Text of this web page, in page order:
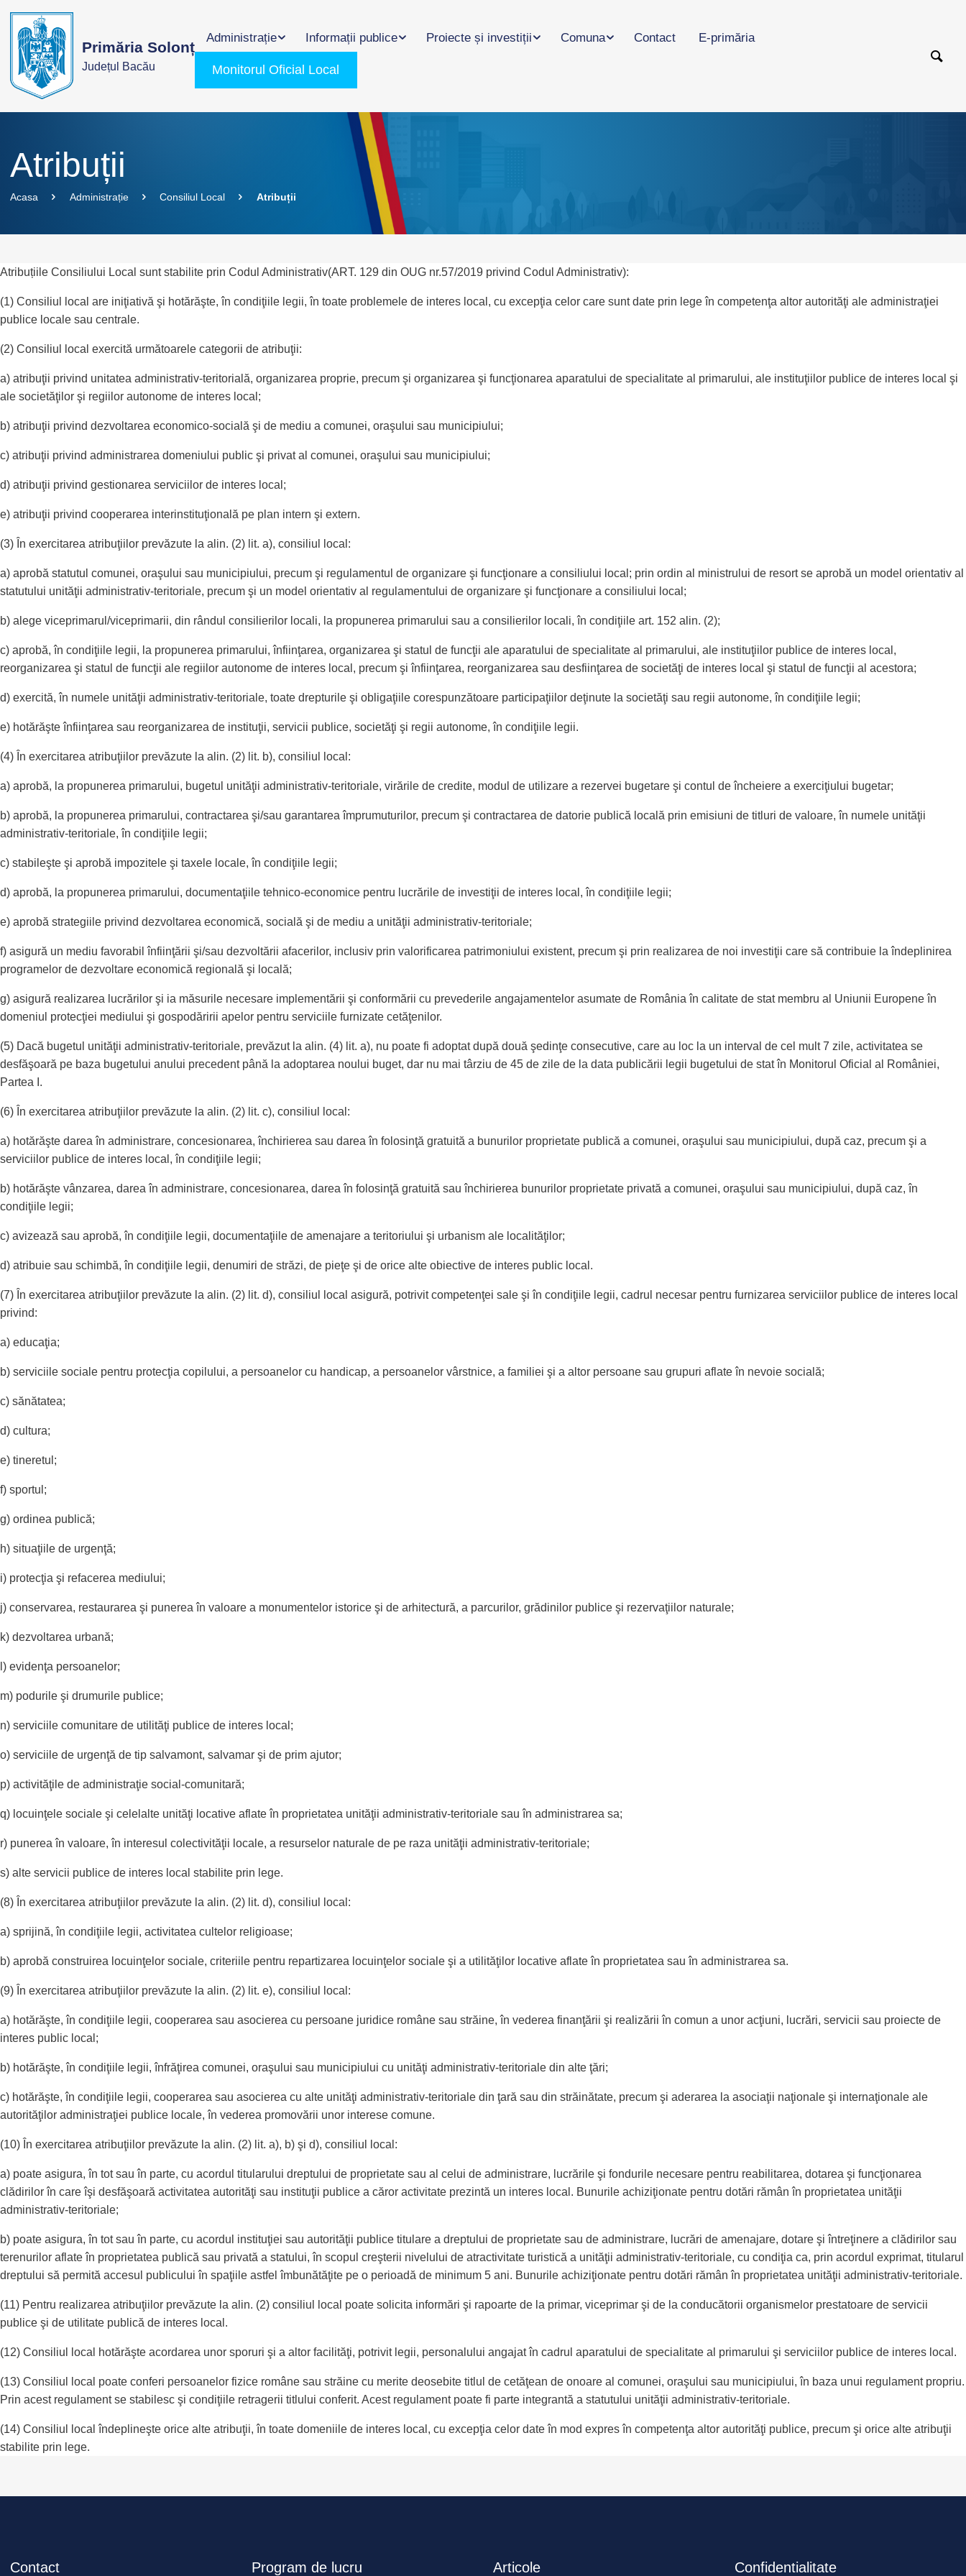
Primăria Solonț
Județul Bacău
Administrație Informații publice Proiecte și investiții Comuna Contact E-primăria
Monitorul Oficial Local
Atribuții
Acasa Administrație Consiliul Local Atribuții
Atribuțiile Consiliului Local sunt stabilite prin Codul Administrativ(ART. 129 din OUG nr.57/2019 privind Codul Administrativ):
(1) Consiliul local are iniţiativă şi hotărăşte, în condiţiile legii, în toate problemele de interes local, cu excepţia celor care sunt date prin lege în competenţa altor autorităţi ale administraţiei
publice locale sau centrale.
(2) Consiliul local exercită următoarele categorii de atribuţii:
a) atribuţii privind unitatea administrativ-teritorială, organizarea proprie, precum şi organizarea şi funcţionarea aparatului de specialitate al primarului, ale instituţiilor publice de interes local şi
ale societăţilor şi regiilor autonome de interes local;
b) atribuţii privind dezvoltarea economico-socială şi de mediu a comunei, oraşului sau municipiului;
c) atribuţii privind administrarea domeniului public şi privat al comunei, oraşului sau municipiului;
d) atribuţii privind gestionarea serviciilor de interes local;
e) atribuţii privind cooperarea interinstituţională pe plan intern şi extern.
(3) În exercitarea atribuţiilor prevăzute la alin. (2) lit. a), consiliul local:
a) aprobă statutul comunei, oraşului sau municipiului, precum şi regulamentul de organizare şi funcţionare a consiliului local; prin ordin al ministrului de resort se aprobă un model orientativ al
statutului unităţii administrativ-teritoriale, precum şi un model orientativ al regulamentului de organizare şi funcţionare a consiliului local;
b) alege viceprimarul/viceprimarii, din rândul consilierilor locali, la propunerea primarului sau a consilierilor locali, în condiţiile art. 152 alin. (2);
c) aprobă, în condiţiile legii, la propunerea primarului, înfiinţarea, organizarea şi statul de funcţii ale aparatului de specialitate al primarului, ale instituţiilor publice de interes local,
reorganizarea şi statul de funcţii ale regiilor autonome de interes local, precum şi înfiinţarea, reorganizarea sau desfiinţarea de societăţi de interes local şi statul de funcţii al acestora;
d) exercită, în numele unităţii administrativ-teritoriale, toate drepturile şi obligaţiile corespunzătoare participaţiilor deţinute la societăţi sau regii autonome, în condiţiile legii;
e) hotărăşte înfiinţarea sau reorganizarea de instituţii, servicii publice, societăţi şi regii autonome, în condiţiile legii.
(4) În exercitarea atribuţiilor prevăzute la alin. (2) lit. b), consiliul local:
a) aprobă, la propunerea primarului, bugetul unităţii administrativ-teritoriale, virările de credite, modul de utilizare a rezervei bugetare şi contul de încheiere a exerciţiului bugetar;
b) aprobă, la propunerea primarului, contractarea şi/sau garantarea împrumuturilor, precum şi contractarea de datorie publică locală prin emisiuni de titluri de valoare, în numele unităţii
administrativ-teritoriale, în condiţiile legii;
c) stabileşte şi aprobă impozitele şi taxele locale, în condiţiile legii;
d) aprobă, la propunerea primarului, documentaţiile tehnico-economice pentru lucrările de investiţii de interes local, în condiţiile legii;
e) aprobă strategiile privind dezvoltarea economică, socială şi de mediu a unităţii administrativ-teritoriale;
f) asigură un mediu favorabil înfiinţării şi/sau dezvoltării afacerilor, inclusiv prin valorificarea patrimoniului existent, precum şi prin realizarea de noi investiţii care să contribuie la îndeplinirea
programelor de dezvoltare economică regională şi locală;
g) asigură realizarea lucrărilor şi ia măsurile necesare implementării şi conformării cu prevederile angajamentelor asumate de România în calitate de stat membru al Uniunii Europene în
domeniul protecţiei mediului şi gospodăririi apelor pentru serviciile furnizate cetăţenilor.
(5) Dacă bugetul unităţii administrativ-teritoriale, prevăzut la alin. (4) lit. a), nu poate fi adoptat după două şedinţe consecutive, care au loc la un interval de cel mult 7 zile, activitatea se
desfăşoară pe baza bugetului anului precedent până la adoptarea noului buget, dar nu mai târziu de 45 de zile de la data publicării legii bugetului de stat în Monitorul Oficial al României,
Partea I.
(6) În exercitarea atribuţiilor prevăzute la alin. (2) lit. c), consiliul local:
a) hotărăşte darea în administrare, concesionarea, închirierea sau darea în folosinţă gratuită a bunurilor proprietate publică a comunei, oraşului sau municipiului, după caz, precum şi a
serviciilor publice de interes local, în condiţiile legii;
b) hotărăşte vânzarea, darea în administrare, concesionarea, darea în folosinţă gratuită sau închirierea bunurilor proprietate privată a comunei, oraşului sau municipiului, după caz, în
condiţiile legii;
c) avizează sau aprobă, în condiţiile legii, documentaţiile de amenajare a teritoriului şi urbanism ale localităţilor;
d) atribuie sau schimbă, în condiţiile legii, denumiri de străzi, de pieţe şi de orice alte obiective de interes public local.
(7) În exercitarea atribuţiilor prevăzute la alin. (2) lit. d), consiliul local asigură, potrivit competenţei sale şi în condiţiile legii, cadrul necesar pentru furnizarea serviciilor publice de interes local
privind:
a) educaţia;
b) serviciile sociale pentru protecţia copilului, a persoanelor cu handicap, a persoanelor vârstnice, a familiei şi a altor persoane sau grupuri aflate în nevoie socială;
c) sănătatea;
d) cultura;
e) tineretul;
f) sportul;
g) ordinea publică;
h) situaţiile de urgenţă;
i) protecţia şi refacerea mediului;
j) conservarea, restaurarea şi punerea în valoare a monumentelor istorice şi de arhitectură, a parcurilor, grădinilor publice şi rezervaţiilor naturale;
k) dezvoltarea urbană;
l) evidenţa persoanelor;
m) podurile şi drumurile publice;
n) serviciile comunitare de utilităţi publice de interes local;
o) serviciile de urgenţă de tip salvamont, salvamar şi de prim ajutor;
p) activităţile de administraţie social-comunitară;
q) locuinţele sociale şi celelalte unităţi locative aflate în proprietatea unităţii administrativ-teritoriale sau în administrarea sa;
r) punerea în valoare, în interesul colectivităţii locale, a resurselor naturale de pe raza unităţii administrativ-teritoriale;
s) alte servicii publice de interes local stabilite prin lege.
(8) În exercitarea atribuţiilor prevăzute la alin. (2) lit. d), consiliul local:
a) sprijină, în condiţiile legii, activitatea cultelor religioase;
b) aprobă construirea locuinţelor sociale, criteriile pentru repartizarea locuinţelor sociale şi a utilităţilor locative aflate în proprietatea sau în administrarea sa.
(9) În exercitarea atribuţiilor prevăzute la alin. (2) lit. e), consiliul local:
a) hotărăşte, în condiţiile legii, cooperarea sau asocierea cu persoane juridice române sau străine, în vederea finanţării şi realizării în comun a unor acţiuni, lucrări, servicii sau proiecte de
interes public local;
b) hotărăşte, în condiţiile legii, înfrăţirea comunei, oraşului sau municipiului cu unităţi administrativ-teritoriale din alte ţări;
c) hotărăşte, în condiţiile legii, cooperarea sau asocierea cu alte unităţi administrativ-teritoriale din ţară sau din străinătate, precum şi aderarea la asociaţii naţionale şi internaţionale ale
autorităţilor administraţiei publice locale, în vederea promovării unor interese comune.
(10) În exercitarea atribuţiilor prevăzute la alin. (2) lit. a), b) şi d), consiliul local:
a) poate asigura, în tot sau în parte, cu acordul titularului dreptului de proprietate sau al celui de administrare, lucrările şi fondurile necesare pentru reabilitarea, dotarea şi funcţionarea
clădirilor în care îşi desfăşoară activitatea autorităţi sau instituţii publice a căror activitate prezintă un interes local. Bunurile achiziţionate pentru dotări rămân în proprietatea unităţii
administrativ-teritoriale;
b) poate asigura, în tot sau în parte, cu acordul instituţiei sau autorităţii publice titulare a dreptului de proprietate sau de administrare, lucrări de amenajare, dotare şi întreţinere a clădirilor sau
terenurilor aflate în proprietatea publică sau privată a statului, în scopul creşterii nivelului de atractivitate turistică a unităţii administrativ-teritoriale, cu condiţia ca, prin acordul exprimat, titularul
dreptului să permită accesul publicului în spaţiile astfel îmbunătăţite pe o perioadă de minimum 5 ani. Bunurile achiziţionate pentru dotări rămân în proprietatea unităţii administrativ-teritoriale.
(11) Pentru realizarea atribuţiilor prevăzute la alin. (2) consiliul local poate solicita informări şi rapoarte de la primar, viceprimar şi de la conducătorii organismelor prestatoare de servicii
publice şi de utilitate publică de interes local.
(12) Consiliul local hotărăşte acordarea unor sporuri şi a altor facilităţi, potrivit legii, personalului angajat în cadrul aparatului de specialitate al primarului şi serviciilor publice de interes local.
(13) Consiliul local poate conferi persoanelor fizice române sau străine cu merite deosebite titlul de cetăţean de onoare al comunei, oraşului sau municipiului, în baza unui regulament propriu.
Prin acest regulament se stabilesc şi condiţiile retragerii titlului conferit. Acest regulament poate fi parte integrantă a statutului unităţii administrativ-teritoriale.
(14) Consiliul local îndeplineşte orice alte atribuţii, în toate domeniile de interes local, cu excepţia celor date în mod expres în competenţa altor autorităţi publice, precum şi orice alte atribuţii
stabilite prin lege.
Contact Program de lucru Articole Confidentialitate